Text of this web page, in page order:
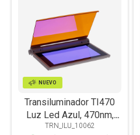
NUEVO
Transiluminador TI470
Luz Led Azul, 470nm,
Filtro UV y Ajuste de
TRN_ILU_10062